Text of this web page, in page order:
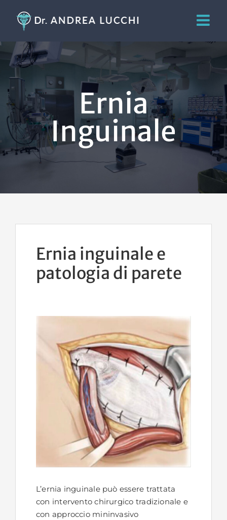
contenuto
Ernia
Inguinale
Ernia inguinale e
patologia di parete
L’ernia inguinale può essere trattata
con intervento chirurgico tradizionale e
con approccio mininvasivo